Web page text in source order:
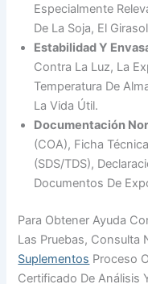
Especialmente
De La Soja, El
Estabilidad Y
Contra La Luz, La
Temperatura De
La Vida Útil.
Documentación
(COA), Ficha
(SDS/TDS),
Documentos De
Para Obtener Ayuda
Las Pruebas, Consulta
Suplementos Proceso O
Certificado De Análisis